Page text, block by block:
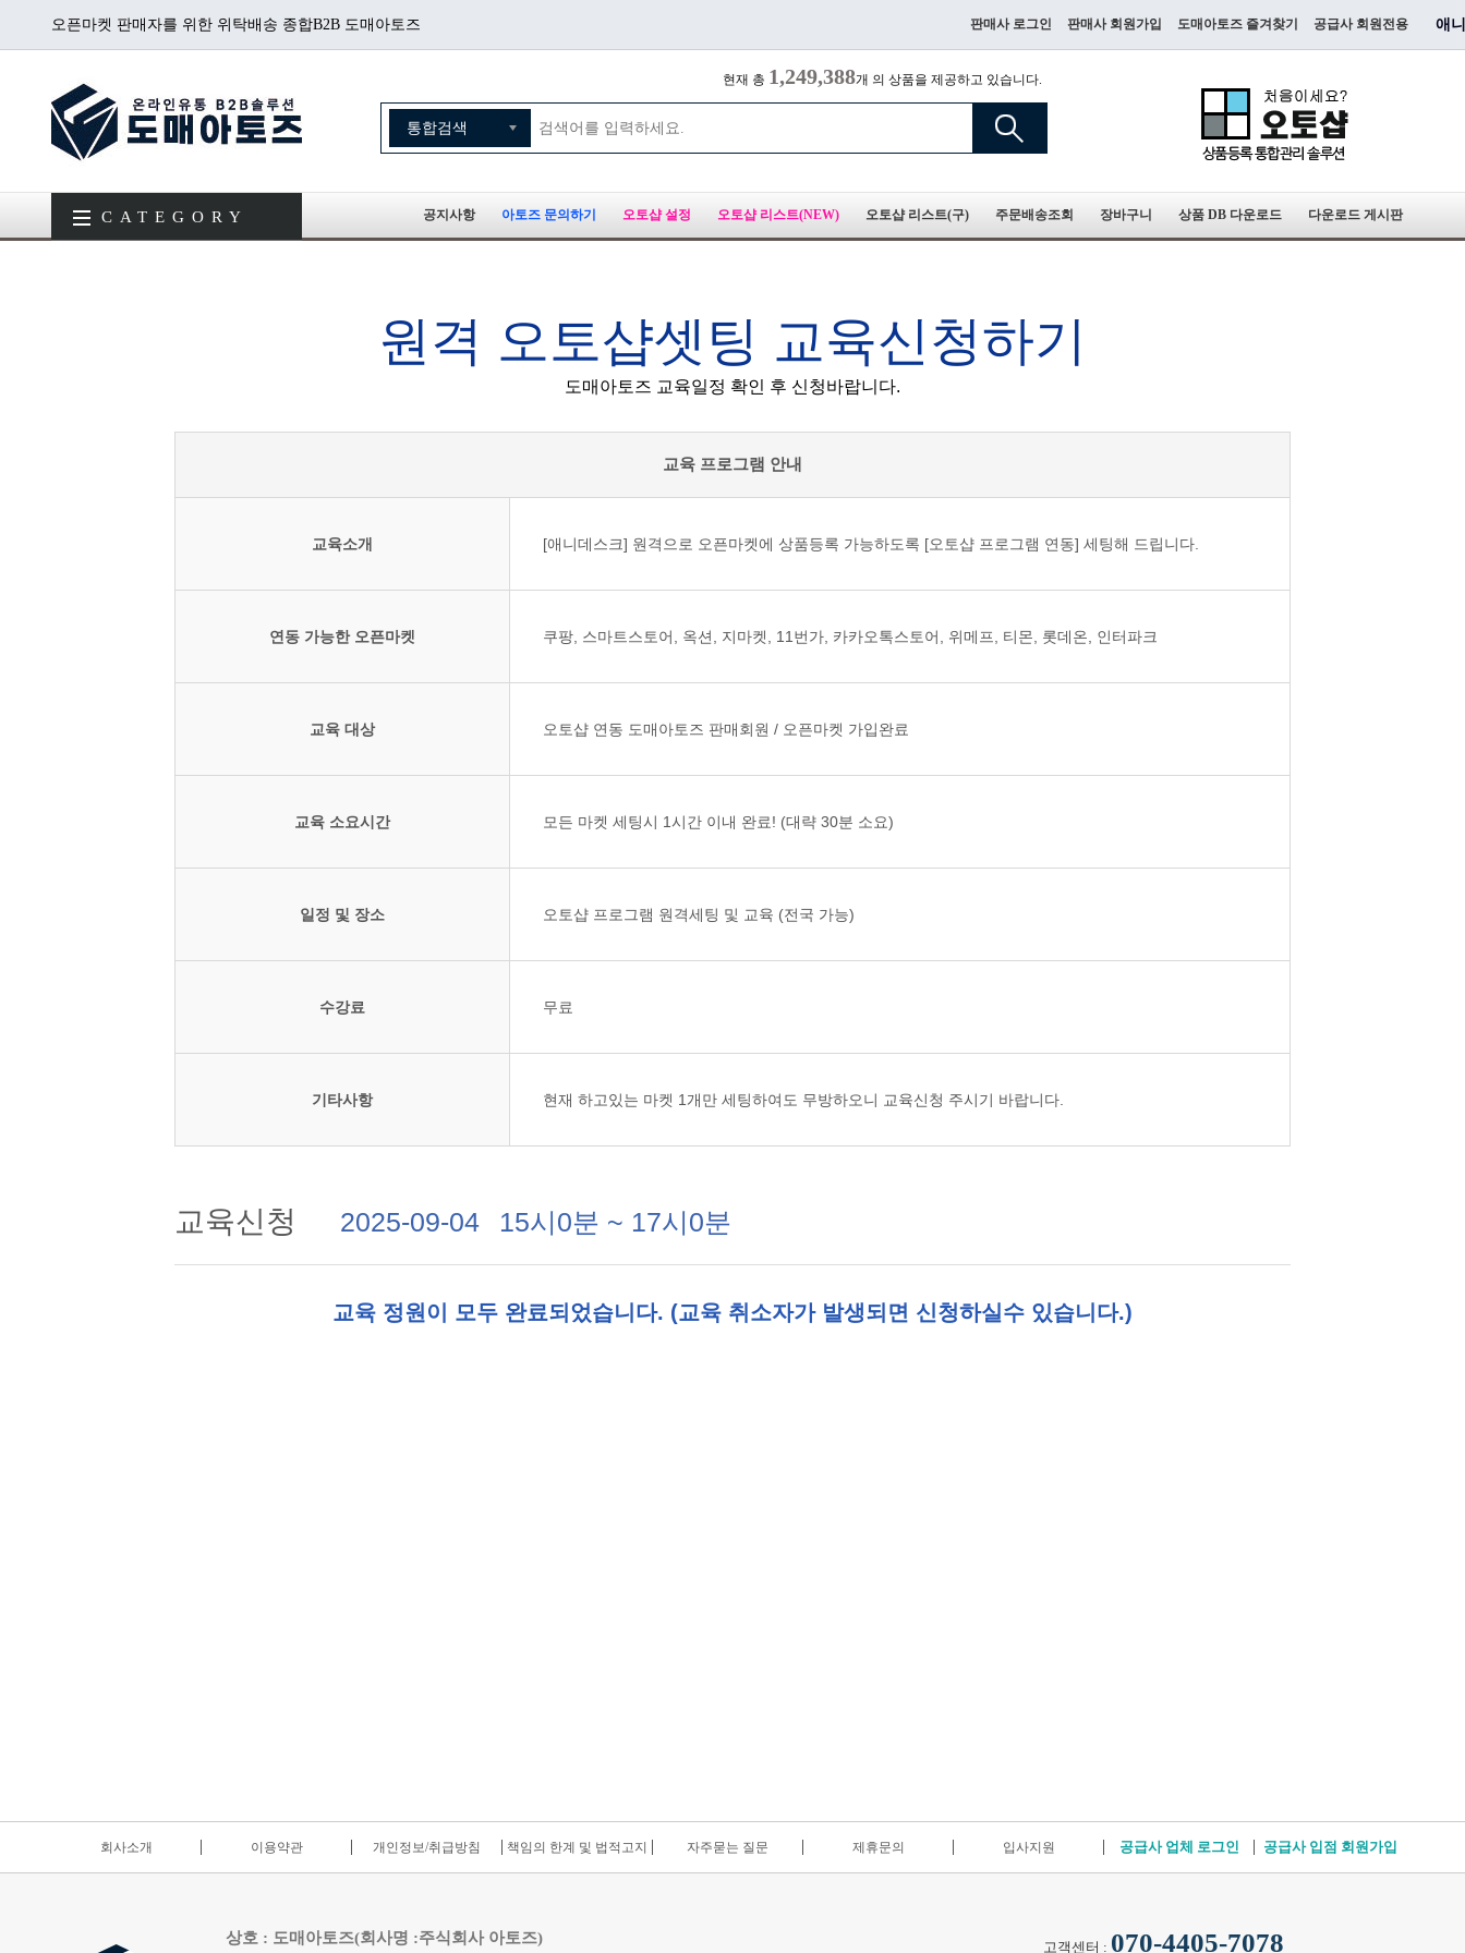
오픈마켓 판매자를 위한 위탁배송 종합B2B 도매아토즈 판매사 로그인 판매사 회원가입 도매아토즈 즐겨찾기 공급사 회원전용 애
현재 총 1,249,388개 의 상품을 제공하고 있습니다.
CATEGORY 공지사항 아토즈 문의하기 오토샵 설정 오토샵 리스트(NEW) 오토샵 리스트(구) 주문배송조회 장바구니 상품 DB 다운로드 다운로드 게시판
원격 오토샵셋팅 교육신청하기
도매아토즈 교육일정 확인 후 신청바랍니다.
교육 프로그램 안내
교육소개 [애니데스크] 원격으로 오픈마켓에 상품등록 가능하도록 [오토샵 프로그램 연동] 세팅해 드립니다.
연동 가능한 오픈마켓 쿠팡, 스마트스토어, 옥션, 지마켓, 11번가, 카카오톡스토어, 위메프, 티몬, 롯데온, 인터파크
교육 대상 오토샵 연동 도매아토즈 판매회원 / 오픈마켓 가입완료
교육 소요시간 모든 마켓 세팅시 1시간 이내 완료! (대략 30분 소요)
일정 및 장소 오토샵 프로그램 원격세팅 및 교육 (전국 가능)
수강료 무료
기타사항 현재 하고있는 마켓 1개만 세팅하여도 무방하오니 교육신청 주시기 바랍니다.
교육신청 2025-09-04 15시0분 ~ 17시0분
교육 정원이 모두 완료되었습니다. (교육 취소자가 발생되면 신청하실수 있습니다.)
회사소개 이용약관 개인정보/취급방침 책임의 한계 및 법적고지 자주묻는 질문 제휴문의 입사지원 공급사 업체 로그인 공급사 입점 회원가입
상호 : 도매아토즈(회사명 :주식회사 아토즈)
고객센터 : 070-4405-7078